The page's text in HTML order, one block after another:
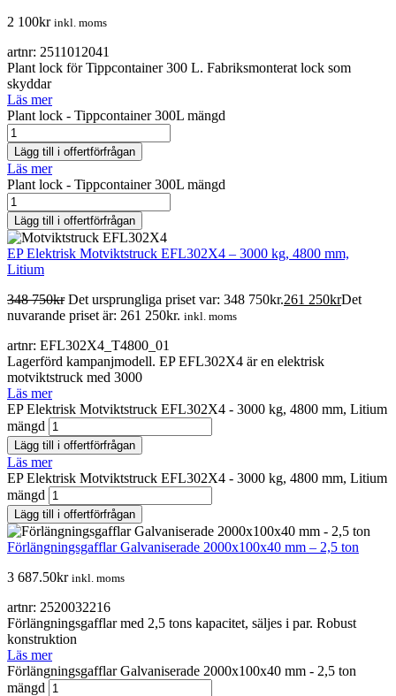
2 100kr inkl. moms
artnr: 2511012041
Plant lock för Tippcontainer 300 L. Fabriksmonterat lock som
skyddar
Läs mer
Plant lock - Tippcontainer 300L mängd
Lägg till i offertförfrågan
Läs mer
Plant lock - Tippcontainer 300L mängd
Lägg till i offertförfrågan
EP Elektrisk Motviktstruck EFL302X4 – 3000 kg, 4800 mm,
Litium
348 750kr Det ursprungliga priset var: 348 750kr.261 250krDet
nuvarande priset är: 261 250kr. inkl. moms
artnr: EFL302X4_T4800_01
Lagerförd kampanjmodell. EP EFL302X4 är en elektrisk
motviktstruck med 3000
Läs mer
EP Elektrisk Motviktstruck EFL302X4 - 3000 kg, 4800 mm, Litium
mängd
Lägg till i offertförfrågan
Läs mer
EP Elektrisk Motviktstruck EFL302X4 - 3000 kg, 4800 mm, Litium
mängd
Lägg till i offertförfrågan
Förlängningsgafflar Galvaniserade 2000x100x40 mm – 2,5 ton
3 687.50kr inkl. moms
artnr: 2520032216
Förlängningsgafflar med 2,5 tons kapacitet, säljes i par. Robust
konstruktion
Läs mer
Förlängningsgafflar Galvaniserade 2000x100x40 mm - 2,5 ton
mängd